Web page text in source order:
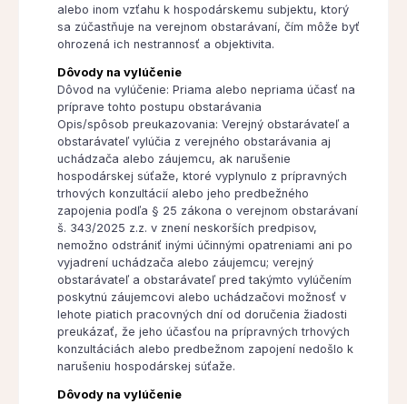
alebo inom vzťahu k hospodárskemu subjektu, ktorý
sa zúčastňuje na verejnom obstarávaní, čím môže byť
ohrozená ich nestrannosť a objektivita.
Dôvody na vylúčenie
Dôvod na vylúčenie: Priama alebo nepriama účasť na
príprave tohto postupu obstarávania
Opis/spôsob preukazovania: Verejný obstarávateľ a
obstarávateľ vylúčia z verejného obstarávania aj
uchádzača alebo záujemcu, ak narušenie
hospodárskej súťaže, ktoré vyplynulo z prípravných
trhových konzultácií alebo jeho predbežného
zapojenia podľa § 25 zákona o verejnom obstarávaní
š. 343/2025 z.z. v znení neskorších predpisov,
nemožno odstrániť inými účinnými opatreniami ani po
vyjadrení uchádzača alebo záujemcu; verejný
obstarávateľ a obstarávateľ pred takýmto vylúčením
poskytnú záujemcovi alebo uchádzačovi možnosť v
lehote piatich pracovných dní od doručenia žiadosti
preukázať, že jeho účasťou na prípravných trhových
konzultáciách alebo predbežnom zapojení nedošlo k
narušeniu hospodárskej súťaže.
Dôvody na vylúčenie